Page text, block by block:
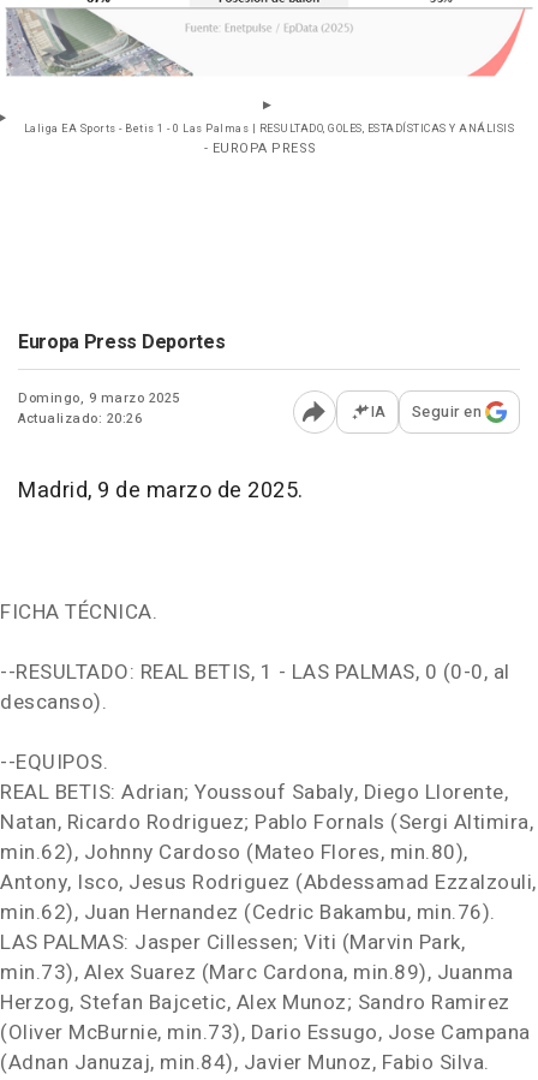
Laliga EA Sports - Betis 1 - 0 Las Palmas | RESULTADO, GOLES, ESTADÍSTICAS Y ANÁLISIS
- EUROPA PRESS
Europa Press Deportes
Domingo, 9 marzo 2025
Actualizado: 20:26
Abrir opciones para
IA Seguir en
Madrid, 9 de marzo de 2025.
FICHA TÉCNICA.
--RESULTADO: REAL BETIS, 1 - LAS PALMAS, 0 (0-0, al
descanso).
--EQUIPOS.
REAL BETIS: Adrian; Youssouf Sabaly, Diego Llorente,
Natan, Ricardo Rodriguez; Pablo Fornals (Sergi Altimira,
min.62), Johnny Cardoso (Mateo Flores, min.80),
Antony, Isco, Jesus Rodriguez (Abdessamad Ezzalzouli,
min.62), Juan Hernandez (Cedric Bakambu, min.76).
LAS PALMAS: Jasper Cillessen; Viti (Marvin Park,
min.73), Alex Suarez (Marc Cardona, min.89), Juanma
Herzog, Stefan Bajcetic, Alex Munoz; Sandro Ramirez
(Oliver McBurnie, min.73), Dario Essugo, Jose Campana
(Adnan Januzaj, min.84), Javier Munoz, Fabio Silva.